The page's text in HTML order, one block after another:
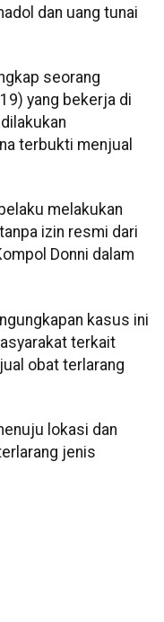
dan uang tunai
seorang
yang bekerja di
terbukti menjual
melakukan
izin resmi dari
Donni dalam
kasus ini
terkait
obat terlarang
lokasi dan
jenis